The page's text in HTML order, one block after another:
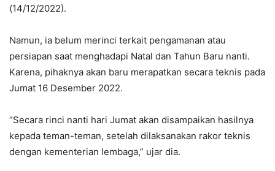
(14/12/2022).
Namun, ia belum merinci terkait pengamanan atau
persiapan saat menghadapi Natal dan Tahun Baru nanti.
Karena, pihaknya akan baru merapatkan secara teknis pada
Jumat 16 Desember 2022.
“Secara rinci nanti hari Jumat akan disampaikan hasilnya
kepada teman-teman, setelah dilaksanakan rakor teknis
dengan kementerian lembaga,” ujar dia.